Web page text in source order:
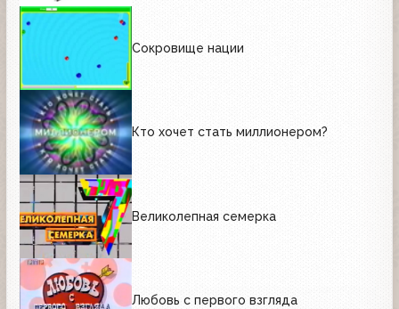
Сокровище нации
Кто хочет стать миллионером?
Великолепная семерка
Любовь с первого взгляда